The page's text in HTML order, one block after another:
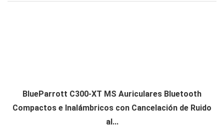
BlueParrott C300-XT MS Auriculares Bluetooth
Compactos e Inalámbricos con Cancelación de Ruido
al...